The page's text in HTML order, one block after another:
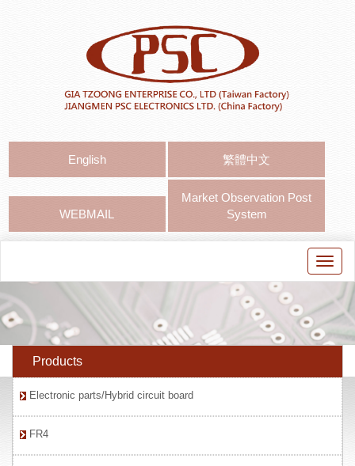
English 繁體中文
WEBMAIL
Market Observation Post
System
Products
Electronic parts/Hybrid circuit board
FR4